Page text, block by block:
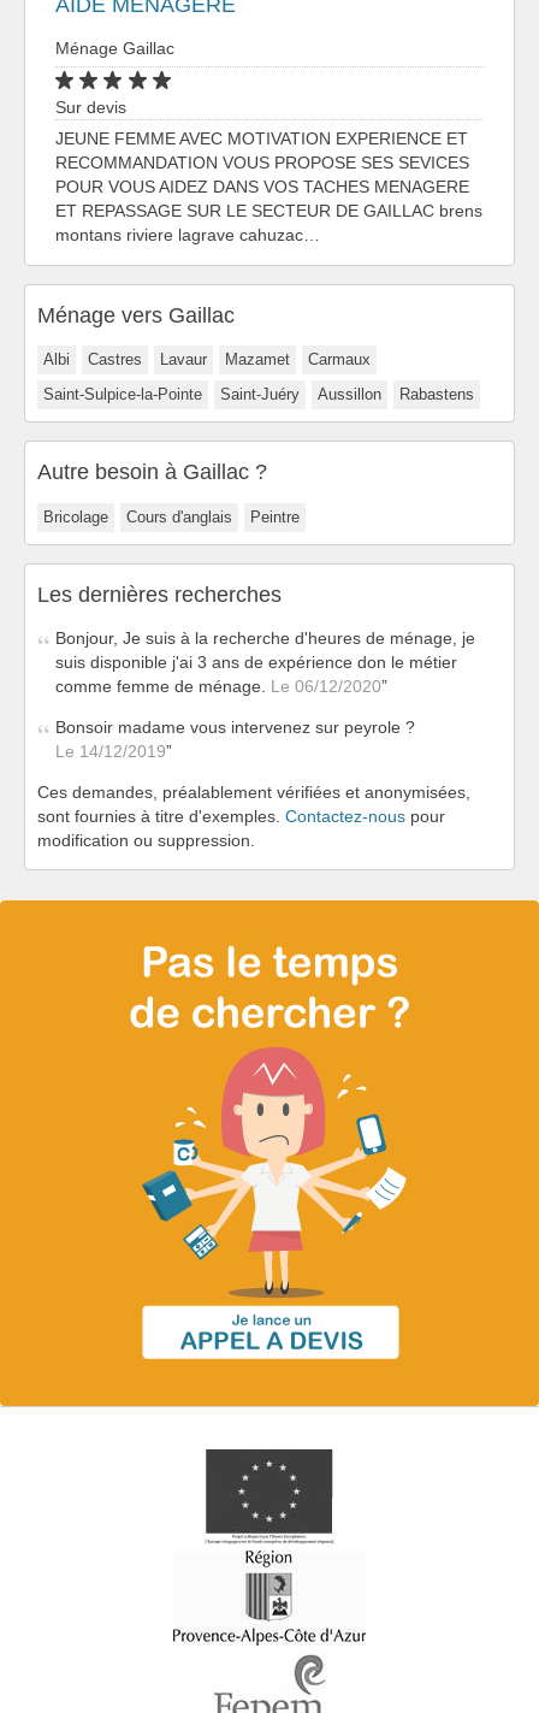
Ménage Gaillac
Sur devis
JEUNE FEMME AVEC MOTIVATION EXPERIENCE ET
RECOMMANDATION VOUS PROPOSE SES SEVICES
POUR VOUS AIDEZ DANS VOS TACHES MENAGERE
ET REPASSAGE SUR LE SECTEUR DE GAILLAC brens
montans riviere lagrave cahuzac…
Ménage vers Gaillac
Albi Castres Lavaur Mazamet
Carmaux
Saint-Sulpice-la-Pointe
Saint-Juéry Aussillon Rabastens
Autre besoin à Gaillac ?
Bricolage Cours d'anglais Peintre
Les dernières recherches
Bonjour, Je suis à la recherche d'heures de ménage, je
suis disponible j'ai 3 ans de expérience don le métier
comme femme de ménage. Le 06/12/2020
Bonsoir madame vous intervenez sur peyrole ?
Le 14/12/2019
Ces demandes, préalablement vérifiées et anonymisées,
sont fournies à titre d'exemples. Contactez-nous pour
modification ou suppression.